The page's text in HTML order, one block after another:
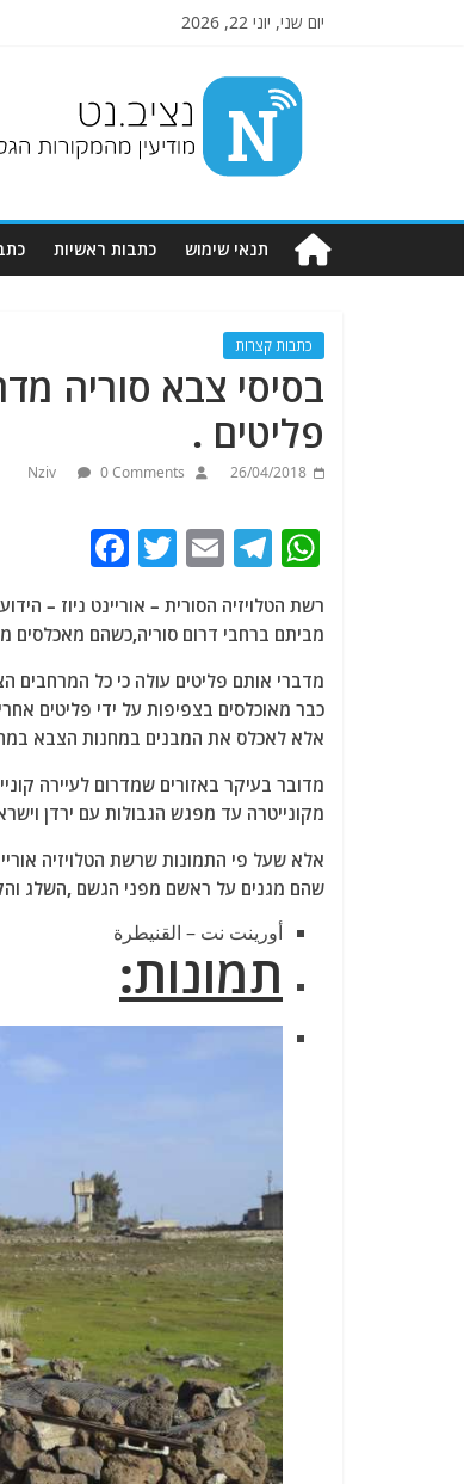
יום שני, יוני 22, 2026
Nziv.net
מודיעין
מהמקורות
תנאי שימוש כתבות ראשיות
כתבות קצרות
בסיסי צבא סוריה
פליטים .
26/04/2018
Nziv 0 Comments
W
at
s
A
p
p
T
e
g
ra
m
E
ai
l
T
itt
er
c
e
b
o
o
k
רשת הטלויזיה הסורית – אוריינט ניוז –
מביתם ברחבי דרום סוריה,כשהם מאכלסים
מדברי אותם פליטים עולה כי כל המרחבים
כבר מאוכלסים בצפיפות על ידי פליטים
אלא לאכלס את המבנים במחנות הצבא
מקונייטרה עד מפגש הגבולות עם ירדן
אלא שעל פי התמונות שרשת הטלויזיה
שהם מגנים על ראשם מפני הגשם ,השלג
أورينت نت – القنيطرة
תמונות: